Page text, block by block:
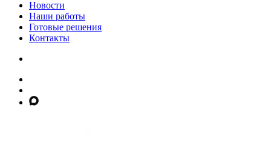
Новости
Наши работы
Готовые решения
Контакты